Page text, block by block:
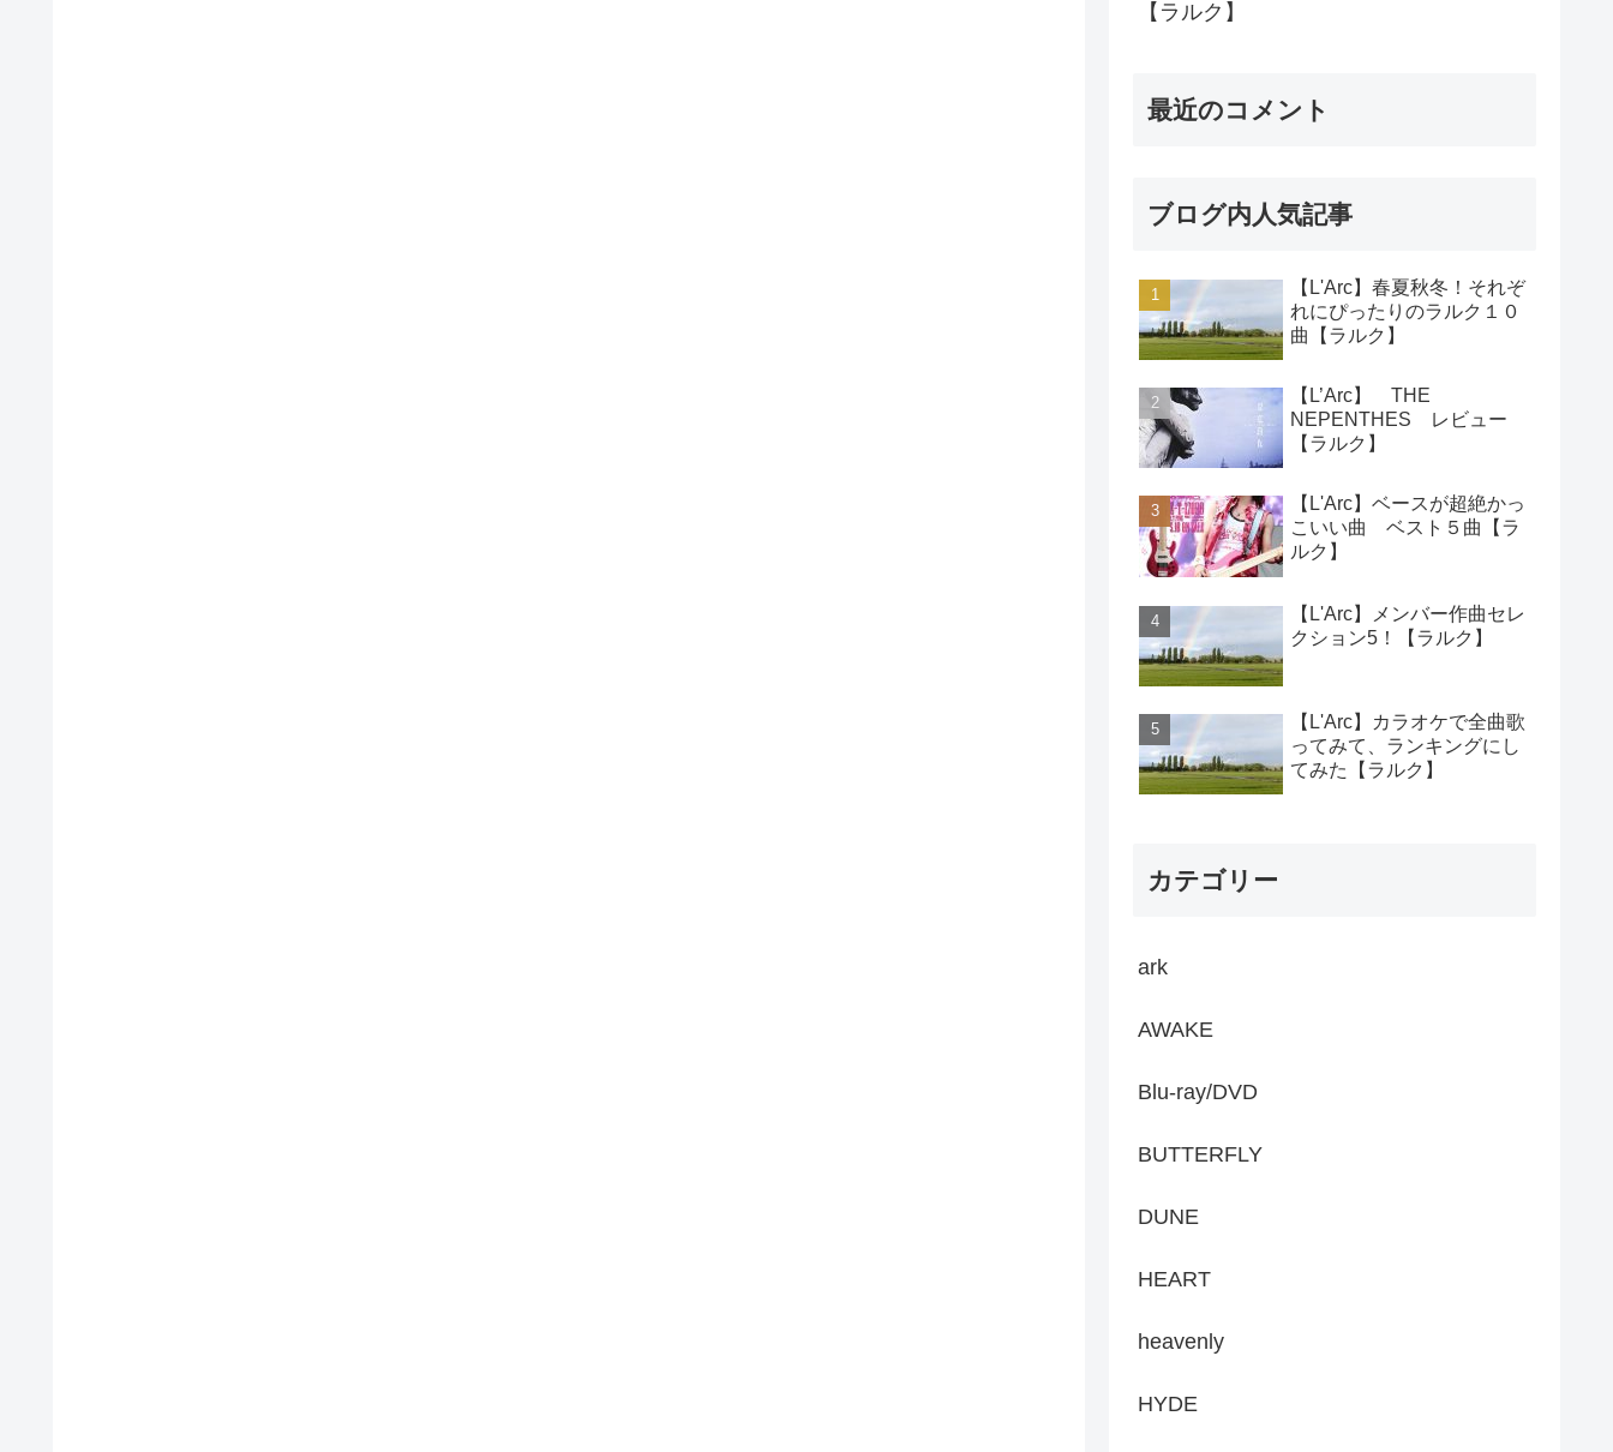
【ラルク】
最近のコメント
ブログ内人気記事
【L'Arc】春夏秋冬！それぞ
れにぴったりのラルク１０
曲【ラルク】
【L’Arc】 THE
NEPENTHES レビュー
【ラルク】
【L'Arc】ベースが超絶かっ
こいい曲 ベスト５曲【ラ
ルク】
【L'Arc】メンバー作曲セレ
クション5！【ラルク】
【L'Arc】カラオケで全曲歌
ってみて、ランキングにし
てみた【ラルク】
カテゴリー
ark
AWAKE
Blu-ray/DVD
BUTTERFLY
DUNE
HEART
heavenly
HYDE